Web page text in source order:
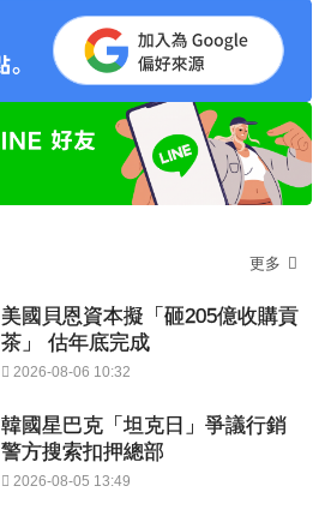
更多
美國貝恩資本擬「砸205億收購貢
茶」 估年底完成
2026-08-06 10:32
韓國星巴克「坦克日」爭議行銷
警方搜索扣押總部
2026-08-05 13:49